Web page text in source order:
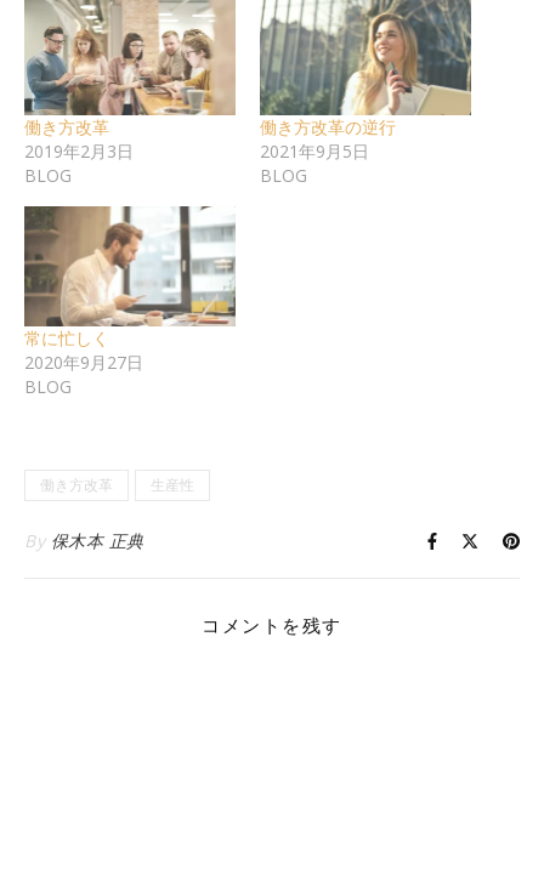
働き方改革
2019年2月3日
BLOG
働き方改革の逆行
2021年9月5日
BLOG
常に忙しく
2020年9月27日
BLOG
働き方改革 生産性
By 保木本 正典
コメントを残す